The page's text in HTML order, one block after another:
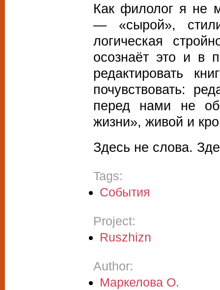
Как филолог я не
— «сырой»,
логическая
осознаёт это и в
редактировать
почувствовать:
перед нами не
жизни», живой и
Здесь не слова.
Tags:
События
Project:
Ruszhizn
Author:
Маркелова О.